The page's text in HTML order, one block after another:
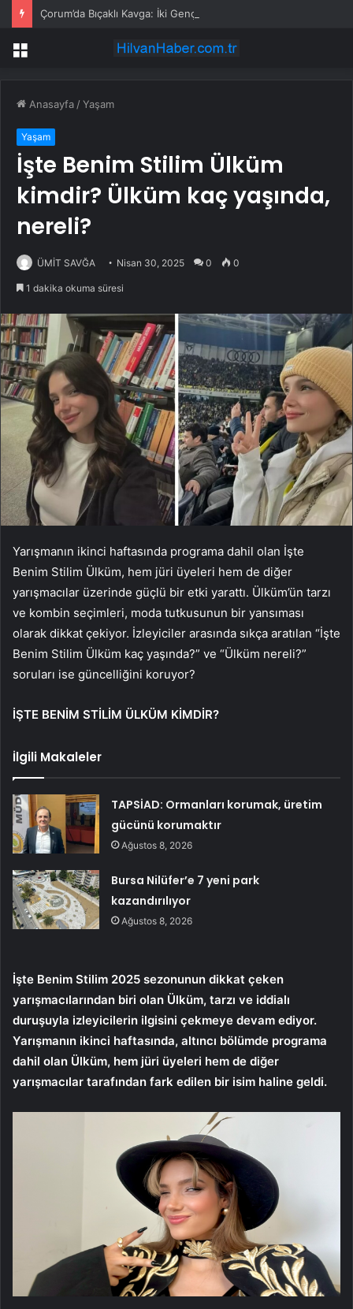
Çorum’da Bıçaklı Kavga: İki Genç Yaralı
Menü
Anasayfa /Yaşam
Yaşam
İşte Benim Stilim Ülküm
kimdir? Ülküm kaç yaşında,
nereli?
ÜMİT SAVĞA Nisan 30, 2025 0 0
1 dakika okuma süresi
Yarışmanın ikinci haftasında programa dahil olan İşte
Benim Stilim Ülküm, hem jüri üyeleri hem de diğer
yarışmacılar üzerinde güçlü bir etki yarattı. Ülküm’ün tarzı
ve kombin seçimleri, moda tutkusunun bir yansıması
olarak dikkat çekiyor. İzleyiciler arasında sıkça aratılan “İşte
Benim Stilim Ülküm kaç yaşında?” ve “Ülküm nereli?”
soruları ise güncelliğini koruyor?
İŞTE BENİM STİLİM ÜLKÜM KİMDİR?
İlgili Makaleler
TAPSİAD: Ormanları korumak, üretim
gücünü korumaktır
Ağustos 8, 2026
Bursa Nilüfer’e 7 yeni park
kazandırılıyor
Ağustos 8, 2026
İşte Benim Stilim 2025 sezonunun dikkat çeken
yarışmacılarından biri olan Ülküm, tarzı ve iddialı
duruşuyla izleyicilerin ilgisini çekmeye devam ediyor.
Yarışmanın ikinci haftasında, altıncı bölümde programa
dahil olan Ülküm, hem jüri üyeleri hem de diğer
yarışmacılar tarafından fark edilen bir isim haline geldi.